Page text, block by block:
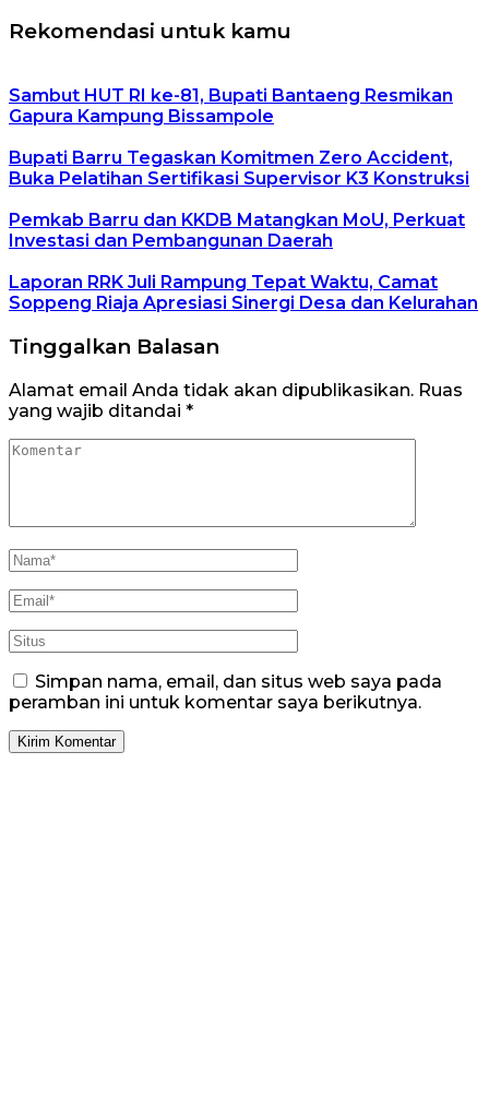
Rekomendasi untuk kamu
Sambut HUT RI ke-81, Bupati Bantaeng Resmikan
Gapura Kampung Bissampole
Bupati Barru Tegaskan Komitmen Zero Accident,
Buka Pelatihan Sertifikasi Supervisor K3 Konstruksi
Pemkab Barru dan KKDB Matangkan MoU, Perkuat
Investasi dan Pembangunan Daerah
Laporan RRK Juli Rampung Tepat Waktu, Camat
Soppeng Riaja Apresiasi Sinergi Desa dan Kelurahan
Tinggalkan Balasan
Alamat email Anda tidak akan dipublikasikan. Ruas
yang wajib ditandai *
Simpan nama, email, dan situs web saya pada
peramban ini untuk komentar saya berikutnya.